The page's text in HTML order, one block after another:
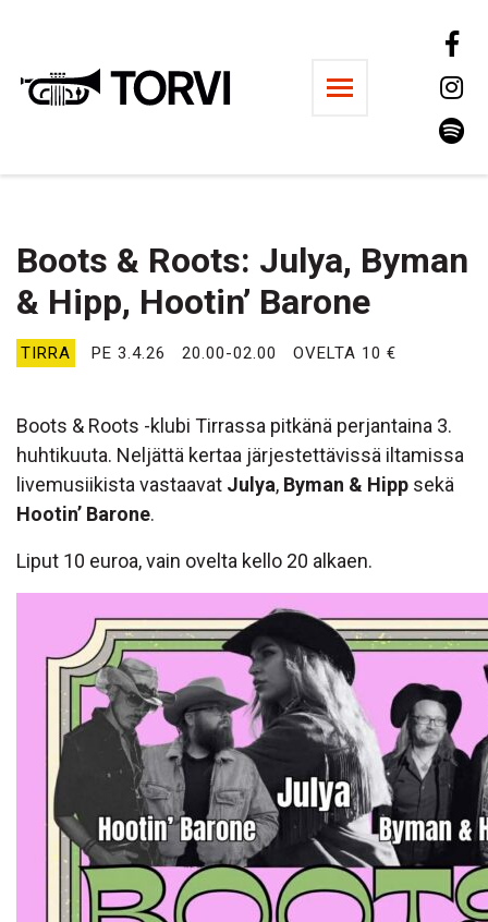
Ravintola Torvi
Boots & Roots: Julya, Byman
& Hipp, Hootin’ Barone
TIRRA PE 3.4.26 20.00-02.00 OVELTA 10 €
Boots & Roots -klubi Tirrassa pitkänä perjantaina 3.
huhtikuuta. Neljättä kertaa järjestettävissä iltamissa
livemusiikista vastaavat Julya, Byman & Hipp sekä
Hootin’ Barone.
Liput 10 euroa, vain ovelta kello 20 alkaen.